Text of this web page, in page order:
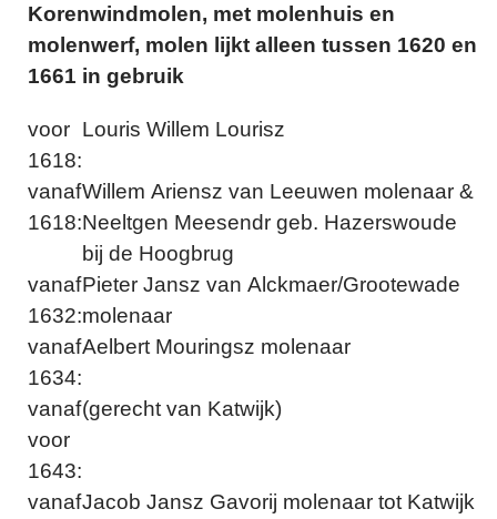
Korenwindmolen, met molenhuis en
molenwerf, molen lijkt alleen tussen 1620 en
1661 in gebruik
voor
1618:
Louris Willem Lourisz
vanaf
1618:
Willem Ariensz van Leeuwen molenaar &
Neeltgen Meesendr geb. Hazerswoude
bij de Hoogbrug
vanaf
1632:
Pieter Jansz van Alckmaer/Grootewade
molenaar
vanaf
1634:
Aelbert Mouringsz molenaar
vanaf
voor
1643:
(gerecht van Katwijk)
vanafJacob Jansz Gavorij molenaar tot Katwijk